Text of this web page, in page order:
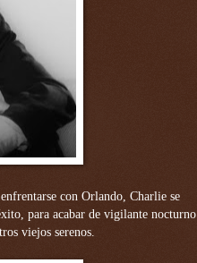
con Orlando, Charlie se
para acabar de vigilante nocturno
viejos serenos.